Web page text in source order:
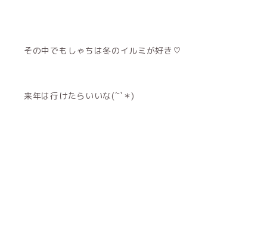
その中でもしゃちは冬のイルミが好き♡
来年は行けたらいいな(´˘`＊)